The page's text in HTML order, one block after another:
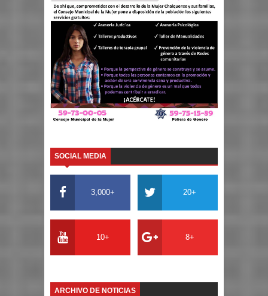
SOCIAL MEDIA
3,000+ 20+
10+ 8+
ARCHIVO DE NOTICIAS